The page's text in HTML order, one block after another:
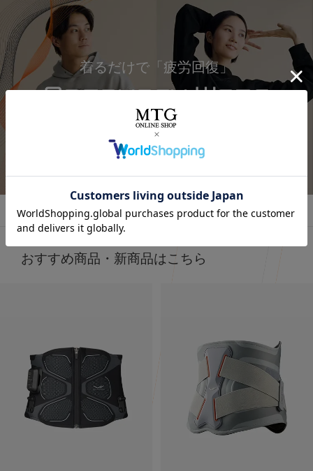
着るだけで「疲労回復」
詳しくはこちら
.
オールブラックにブルーニットで差し色に🩵
インナーの黒Tシャツは、 @sixpad_official のリカバリー
冬にも大活躍したロングスリーブ
着心地もよくて、👨とシェアして使ってる
SSは新色もでるみたい！
4/15までに予約すると、オリジナルアイテムもGETできる
そうなので、気になる人はチェックしてみてね✔
⬜
#PR #SIXPAD #シックスパッド #リカバリーウェア #着る
⭐⭐⭐
最近よく目にする〝リカバリーウェア〟って
今私が着ているポロシャツがそうなの❣️
【シックスパッド リカバリーウェア ポロシャツ】
何がすごいって、着るだけで血行を促進して、
よ😭🤝✨
天然鉱石が身体から放出される遠赤外線（体温）をぐるぐ
ると輻射（ふくしゃ）することで血行促進してくれるんだ
って😉
※天然鉱石を原料とした高純度セラミック（非金属）を練
り込んだ特殊繊維「Mediculation®️（メディキュレーショ
おすすめ商品・新商品はこちら